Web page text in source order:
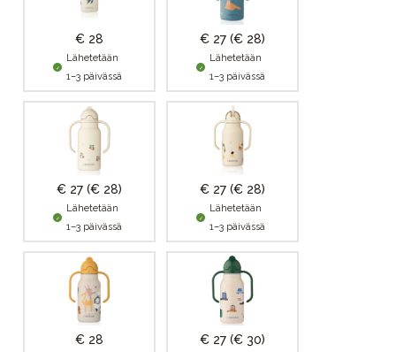
€ 28
Lähetetään
1–3 päivässä
€ 27 (€ 28)
Lähetetään
1–3 päivässä
€ 27 (€ 28)
Lähetetään
1–3 päivässä
€ 27 (€ 28)
Lähetetään
1–3 päivässä
€ 28 € 27 (€ 30)